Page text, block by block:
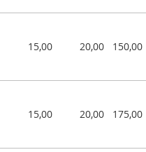
15,00 20,00 150,00
15,00 20,00 175,00